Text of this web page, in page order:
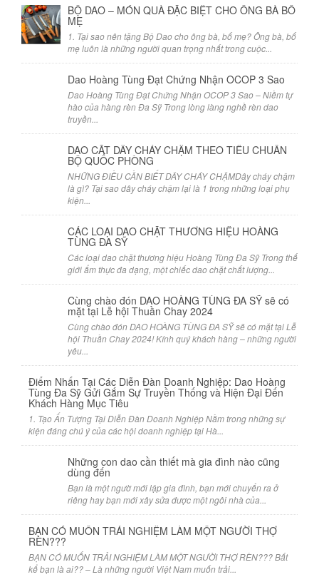
BỘ DAO – MÓN QUÀ ĐẶC BIỆT CHO ÔNG BÀ BỐ
MẸ
1. Tại sao nên tặng Bộ Dao cho ông bà, bố mẹ? Ông bà, bố
mẹ luôn là những người quan trọng nhất trong cuộc...
Dao Hoàng Tùng Đạt Chứng Nhận OCOP 3 Sao
Dao Hoàng Tùng Đạt Chứng Nhận OCOP 3 Sao – Niềm tự
hào của hàng rèn Đa Sỹ Trong lòng làng nghề rèn dao
truyền...
DAO CẮT DÂY CHÁY CHẬM THEO TIÊU CHUẨN
BỘ QUỐC PHÒNG
NHỮNG ĐIỀU CẦN BIẾT DÂY CHÁY CHẬMDây cháy chậm
là gì? Tại sao dây cháy chậm lại là 1 trong những loại phụ
kiện...
CÁC LOẠI DAO CHẶT THƯƠNG HIỆU HOÀNG
TÙNG ĐA SỸ
Các loại dao chặt thương hiệu Hoàng Tùng Đa Sỹ Trong thế
giới ẩm thực đa dạng, một chiếc dao chặt chất lượng...
Cùng chào đón DAO HOÀNG TÙNG ĐA SỸ sẽ có
mặt tại Lễ hội Thuần Chay 2024
Cùng chào đón DAO HOÀNG TÙNG ĐA SỸ sẽ có mặt tại Lễ
hội Thuần Chay 2024! Kính quý khách hàng – những người
yêu...
Điểm Nhấn Tại Các Diễn Đàn Doanh Nghiệp: Dao Hoàng
Tùng Đa Sỹ Gửi Gắm Sự Truyền Thống và Hiện Đại Đến
Khách Hàng Mục Tiêu
1. Tạo Ấn Tượng Tại Diễn Đàn Doanh Nghiệp Nằm trong những sự
kiện đáng chú ý của các hội doanh nghiệp tại Hà...
Những con dao cần thiết mà gia đình nào cũng
dùng đến
Bạn là một ngườ mới lập gia đình, bạn mới chuyển ra ở
riêng hay bạn mới xây sửa được một ngôi nhà của...
BẠN CÓ MUỐN TRẢI NGHIỆM LÀM MỘT NGƯỜI THỢ
RÈN???
BẠN CÓ MUỐN TRẢI NGHIỆM LÀM MỘT NGƯỜI THỢ RÈN??? Bất
kể bạn là ai?? – Là những người Việt Nam muốn trải...